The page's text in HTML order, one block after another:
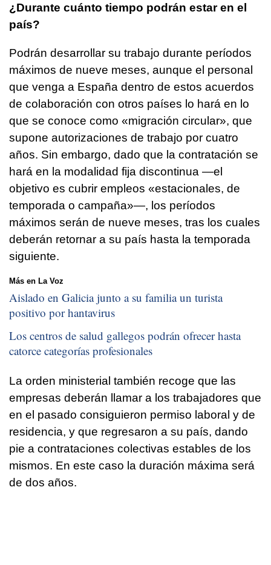
¿Durante cuánto tiempo podrán estar en el
país?
Podrán desarrollar su trabajo durante períodos
máximos de nueve meses, aunque el personal
que venga a España dentro de estos acuerdos
de colaboración con otros países lo hará en lo
que se conoce como «migración circular», que
supone autorizaciones de trabajo por cuatro
años. Sin embargo, dado que la contratación se
hará en la modalidad fija discontinua —el
objetivo es cubrir empleos «estacionales, de
temporada o campaña»—, los períodos
máximos serán de nueve meses, tras los cuales
deberán retornar a su país hasta la temporada
siguiente.
Más en La Voz
Aislado en Galicia junto a su familia un turista
positivo por hantavirus
Los centros de salud gallegos podrán ofrecer hasta
catorce categorías profesionales
La orden ministerial también recoge que las
empresas deberán llamar a los trabajadores que
en el pasado consiguieron permiso laboral y de
residencia, y que regresaron a su país, dando
pie a contrataciones colectivas estables de los
mismos. En este caso la duración máxima será
de dos años.